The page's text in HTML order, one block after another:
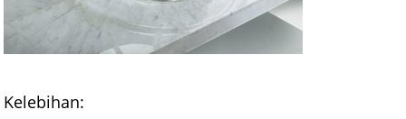
Kelebihan: